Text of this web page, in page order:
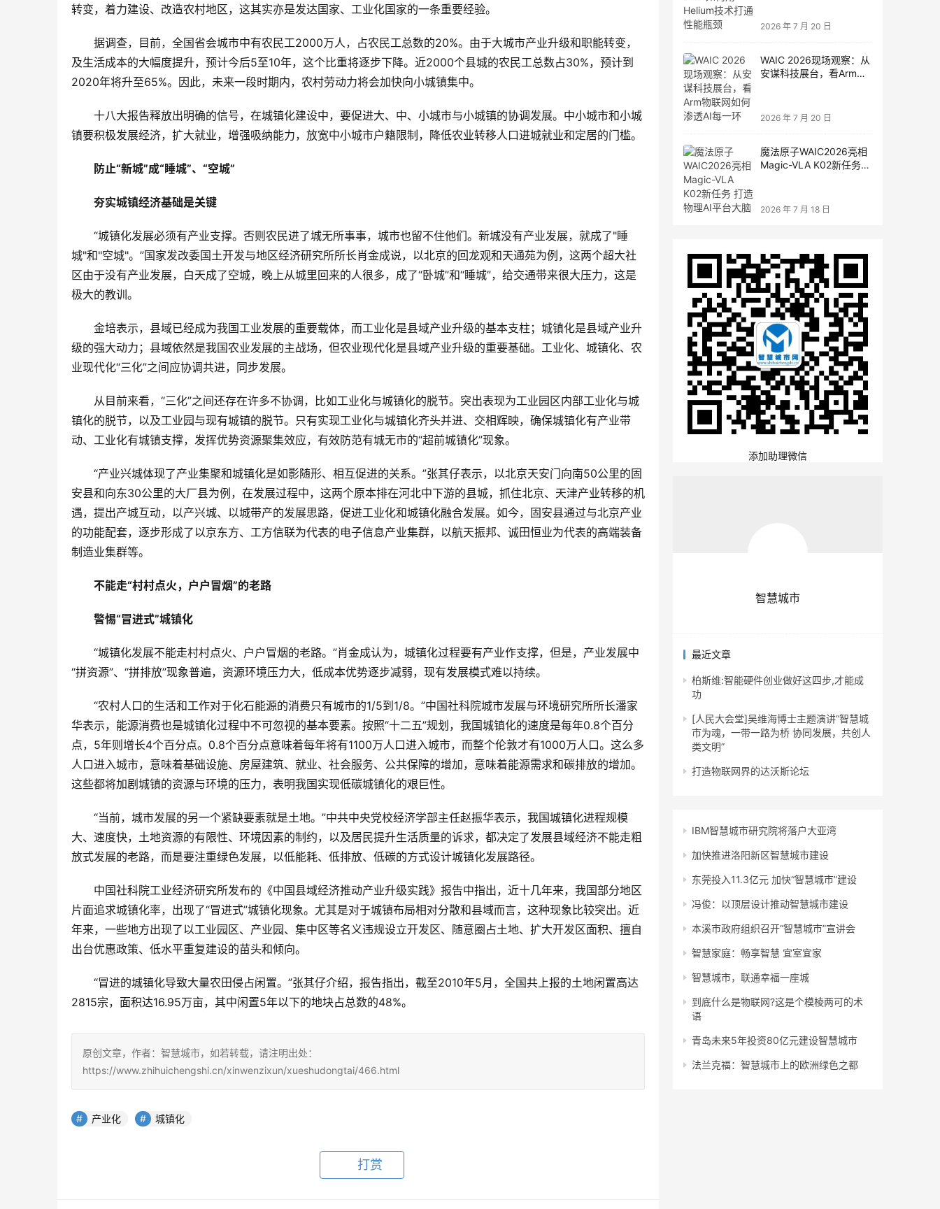
转变，着力建设、改造农村地区，这其实亦是发达国家、工业化国家的一条重要经验。
据调查，目前，全国省会城市中有农民工2000万人，占农民工总数的20%。由于大城市产业升级和职能转变，
及生活成本的大幅度提升，预计今后5至10年，这个比重将逐步下降。近2000个县城的农民工总数占30%，预计到
2020年将升至65%。因此，未来一段时期内，农村劳动力将会加快向小城镇集中。
十八大报告释放出明确的信号，在城镇化建设中，要促进大、中、小城市与小城镇的协调发展。中小城市和小城
镇要积极发展经济，扩大就业，增强吸纳能力，放宽中小城市户籍限制，降低农业转移人口进城就业和定居的门槛。
防止“新城”成“睡城”、“空城”
夯实城镇经济基础是关键
“城镇化发展必须有产业支撑。否则农民进了城无所事事，城市也留不住他们。新城没有产业发展，就成了"睡
城"和"空城"。”国家发改委国土开发与地区经济研究所所长肖金成说，以北京的回龙观和天通苑为例，这两个超大社
区由于没有产业发展，白天成了空城，晚上从城里回来的人很多，成了“卧城”和“睡城”，给交通带来很大压力，这是
极大的教训。
金培表示，县域已经成为我国工业发展的重要载体，而工业化是县域产业升级的基本支柱；城镇化是县域产业升
级的强大动力；县域依然是我国农业发展的主战场，但农业现代化是县域产业升级的重要基础。工业化、城镇化、农
业现代化“三化”之间应协调共进，同步发展。
从目前来看，“三化”之间还存在许多不协调，比如工业化与城镇化的脱节。突出表现为工业园区内部工业化与城
镇化的脱节，以及工业园与现有城镇的脱节。只有实现工业化与城镇化齐头并进、交相辉映，确保城镇化有产业带
动、工业化有城镇支撑，发挥优势资源聚集效应，有效防范有城无市的“超前城镇化”现象。
“产业兴城体现了产业集聚和城镇化是如影随形、相互促进的关系。”张其仔表示，以北京天安门向南50公里的固
安县和向东30公里的大厂县为例，在发展过程中，这两个原本排在河北中下游的县城，抓住北京、天津产业转移的机
遇，提出产城互动，以产兴城、以城带产的发展思路，促进工业化和城镇化融合发展。如今，固安县通过与北京产业
的功能配套，逐步形成了以京东方、工方信联为代表的电子信息产业集群，以航天振邦、诚田恒业为代表的高端装备
制造业集群等。
不能走“村村点火，户户冒烟”的老路
警惕“冒进式”城镇化
“城镇化发展不能走村村点火、户户冒烟的老路。”肖金成认为，城镇化过程要有产业作支撑，但是，产业发展中
“拼资源”、“拼排放”现象普遍，资源环境压力大，低成本优势逐步减弱，现有发展模式难以持续。
“农村人口的生活和工作对于化石能源的消费只有城市的1/5到1/8。”中国社科院城市发展与环境研究所所长潘家
华表示，能源消费也是城镇化过程中不可忽视的基本要素。按照“十二五”规划，我国城镇化的速度是每年0.8个百分
点，5年则增长4个百分点。0.8个百分点意味着每年将有1100万人口进入城市，而整个伦敦才有1000万人口。这么多
人口进入城市，意味着基础设施、房屋建筑、就业、社会服务、公共保障的增加，意味着能源需求和碳排放的增加。
这些都将加剧城镇的资源与环境的压力，表明我国实现低碳城镇化的艰巨性。
“当前，城市发展的另一个紧缺要素就是土地。”中共中央党校经济学部主任赵振华表示，我国城镇化进程规模
大、速度快，土地资源的有限性、环境因素的制约，以及居民提升生活质量的诉求，都决定了发展县域经济不能走粗
放式发展的老路，而是要注重绿色发展，以低能耗、低排放、低碳的方式设计城镇化发展路径。
中国社科院工业经济研究所发布的《中国县域经济推动产业升级实践》报告中指出，近十几年来，我国部分地区
片面追求城镇化率，出现了“冒进式”城镇化现象。尤其是对于城镇布局相对分散和县域而言，这种现象比较突出。近
年来，一些地方出现了以工业园区、产业园、集中区等名义违规设立开发区、随意圈占土地、扩大开发区面积、擅自
出台优惠政策、低水平重复建设的苗头和倾向。
“冒进的城镇化导致大量农田侵占闲置。”张其仔介绍，报告指出，截至2010年5月，全国共上报的土地闲置高达
2815宗，面积达16.95万亩，其中闲置5年以下的地块占总数的48%。
原创文章，作者：智慧城市，如若转载，请注明出处：
https://www.zhihuichengshi.cn/xinwenzixun/xueshudongtai/466.html
产业化 城镇化
打赏
2026 年 7 月 20 日
WAIC 2026现场观察：从
安谋科技展台，看Arm物
2026 年 7 月 20 日
魔法原子WAIC2026亮相
Magic-VLA K02新任务
2026 年 7 月 18 日
添加助理微信
智慧城市
最近文章
柏斯维:智能硬件创业做好这四步,才能成
功
[人民大会堂]吴维海博士主题演讲“智慧城
市为魂，一带一路为桥 协同发展，共创人
类文明”
打造物联网界的达沃斯论坛
IBM智慧城市研究院将落户大亚湾
加快推进洛阳新区智慧城市建设
东莞投入11.3亿元 加快“智慧城市”建设
冯俊：以顶层设计推动智慧城市建设
本溪市政府组织召开“智慧城市”宣讲会
智慧家庭：畅享智慧 宜室宜家
智慧城市，联通幸福一座城
到底什么是物联网?这是个模棱两可的术
语
青岛未来5年投资80亿元建设智慧城市
法兰克福：智慧城市上的欧洲绿色之都